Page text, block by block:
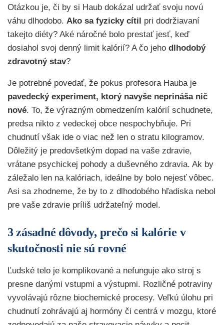
Otázkou je, či by si Haub dokázal udržať svoju novú
váhu dlhodobo. Ako sa fyzicky cítil
pri dodržiavaní
takejto diéty? Aké náročné bolo prestať jesť, keď
dosiahol svoj denný limit kalórií? A čo jeho dlhodobý
zdravotný stav?
Je potrebné povedať, že pokus profesora Hauba je
pavedecký experiment, ktorý navyše neprináša nič
nové. To, že výrazným obmedzením kalórií schudnete,
predsa nikto z vedeckej obce nespochybňuje. Pri
chudnutí však ide o viac než len o stratu kilogramov.
Dôležitý je predovšetkým dopad na vaše zdravie,
vrátane psychickej pohody a duševného zdravia. Ak by
záležalo len na kalóriach, ideálne by bolo nejesť vôbec.
Asi sa zhodneme, že by to z dlhodobého hľadiska nebol
pre vaše zdravie príliš udržateľný model.
3 zásadné dôvody, prečo si kalórie v
skutočnosti nie sú rovné
Ľudské telo je komplikované a nefunguje ako stroj s
presne danými vstupmi a výstupmi. Rozličné potraviny
vyvolávajú rôzne biochemické procesy. Veľkú úlohu pri
chudnutí zohrávajú aj hormóny či centrá v mozgu, ktoré